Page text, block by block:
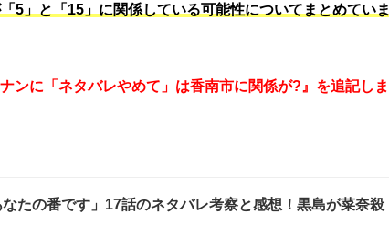
5」と「15」に関係している可能性についてまとめていま
ンに「ネタバレやめて」は香南市に関係が?』を追記しま
なたの番です」17話のネタバレ考察と感想！黒島が菜奈殺